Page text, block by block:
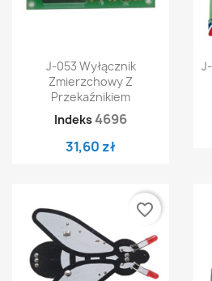
J-053 Wyłącznik
Zmierzchowy Z
Przekaźnikiem
Indeks 4696
31,60 zł
favorite_border